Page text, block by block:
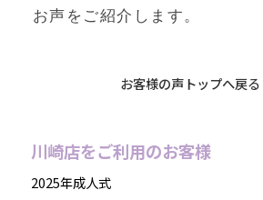
お声をご紹介します。
お客様の声トップへ戻る
川崎店をご利用のお客様
2025年成人式